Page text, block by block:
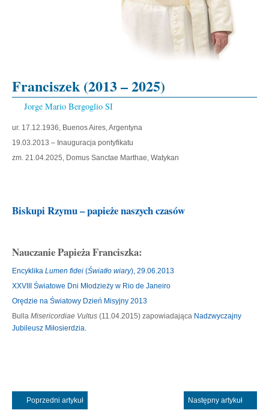
Franciszek (2013 – 2025)
Jorge Mario Bergoglio SI
ur. 17.12.1936, Buenos Aires, Argentyna
19.03.2013 – Inauguracja pontyfikatu
zm. 21.04.2025, Domus Sanctae Marthae, Watykan
Biskupi Rzymu – papieże naszych czasów
Nauczanie Papieża Franciszka:
Encyklika Lumen fidei (Światło wiary), 29.06.2013
XXVIII Światowe Dni Młodzieży w Rio de Janeiro
Orędzie na Światowy Dzień Misyjny 2013
Bulla Misericordiae Vultus (11.04.2015) zapowiadająca Nadzwyczajny
Jubileusz Miłosierdzia.
Poprzedni artykuł Następny artykuł